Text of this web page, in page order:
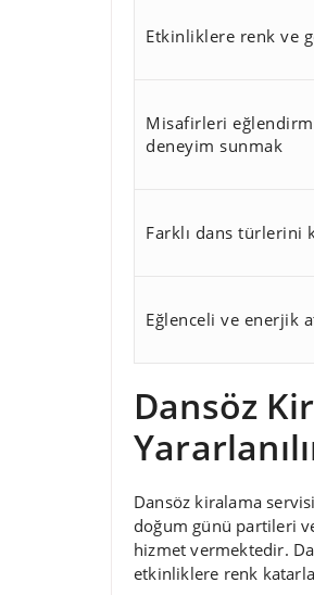
Etkinliklere renk ve
Misafirleri
deneyim sunmak
Farklı dans türlerini
Eğlenceli ve enerjik
Dansöz
Dansöz kiralama
doğum günü partileri
hizmet vermektedir.
etkinliklere renk